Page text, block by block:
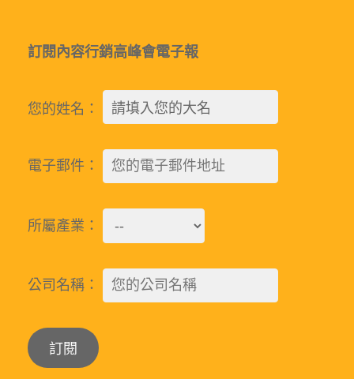
訂閱內容行銷高峰會電子報
您的姓名：
電子郵件：
所屬產業：
公司名稱：